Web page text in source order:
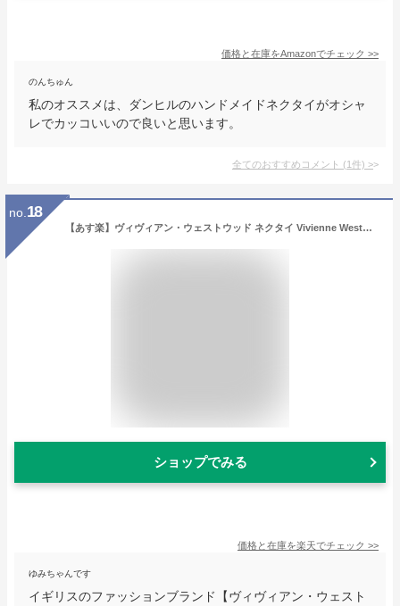
価格と在庫をAmazonでチェック >>
のんちゅん
私のオススメは、ダンヒルのハンドメイドネクタイがオシャ
レでカッコいいので良いと思います。
全てのおすすめコメント (1件) >
no. 18
【あす楽】ヴィヴィアン・ウェストウッド ネクタイ Vivienne Westwood 8.5cm チェック柄 81050004 W001C K401-BLUE
ショップでみる
価格と在庫を楽天でチェック >>
ゆみちゃんです
イギリスのファッションブランド【ヴィヴィアン・ウェスト